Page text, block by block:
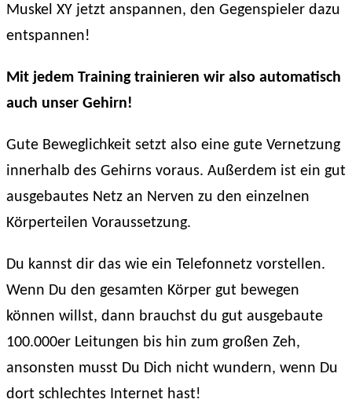
Muskel XY jetzt anspannen, den Gegenspieler dazu
entspannen!
Mit jedem Training trainieren wir also automatisch
auch unser Gehirn!
Gute Beweglichkeit setzt also eine gute Vernetzung
innerhalb des Gehirns voraus. Außerdem ist ein gut
ausgebautes Netz an Nerven zu den einzelnen
Körperteilen Voraussetzung.
Du kannst dir das wie ein Telefonnetz vorstellen.
Wenn Du den gesamten Körper gut bewegen
können willst, dann brauchst du gut ausgebaute
100.000er Leitungen bis hin zum großen Zeh,
ansonsten musst Du Dich nicht wundern, wenn Du
dort schlechtes Internet hast!